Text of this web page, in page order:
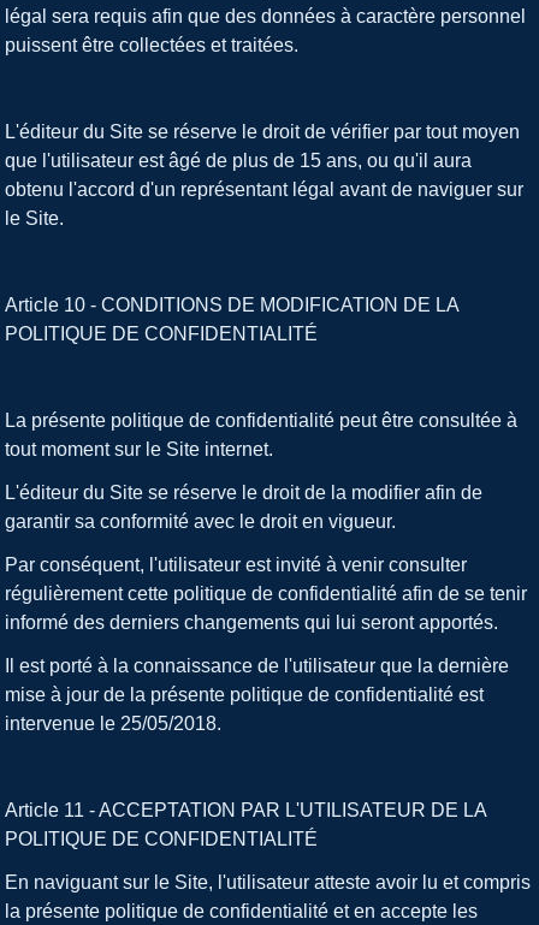
légal sera requis afin que des données à caractère personnel
puissent être collectées et traitées.
L'éditeur du Site se réserve le droit de vérifier par tout moyen
que l'utilisateur est âgé de plus de 15 ans, ou qu'il aura
obtenu l'accord d'un représentant légal avant de naviguer sur
le Site.
Article 10 - CONDITIONS DE MODIFICATION DE LA
POLITIQUE DE CONFIDENTIALITÉ
La présente politique de confidentialité peut être consultée à
tout moment sur le Site internet.
L'éditeur du Site se réserve le droit de la modifier afin de
garantir sa conformité avec le droit en vigueur.
Par conséquent, l'utilisateur est invité à venir consulter
régulièrement cette politique de confidentialité afin de se tenir
informé des derniers changements qui lui seront apportés.
Il est porté à la connaissance de l'utilisateur que la dernière
mise à jour de la présente politique de confidentialité est
intervenue le 25/05/2018.
Article 11 - ACCEPTATION PAR L'UTILISATEUR DE LA
POLITIQUE DE CONFIDENTIALITÉ
En naviguant sur le Site, l'utilisateur atteste avoir lu et compris
la présente politique de confidentialité et en accepte les